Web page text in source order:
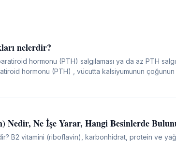
ataklar halinde kısa...
nelerdir?
hormonu (PTH) salgılaması ya da az PTH
hormonu (PTH) , vücutta kalsiyumunun
kalsiyum seviyesini düzenler...
Nedir, Ne İşe Yarar, Hangi Besinlerde
B2 vitamini (riboflavin), karbonhidrat, protein ve